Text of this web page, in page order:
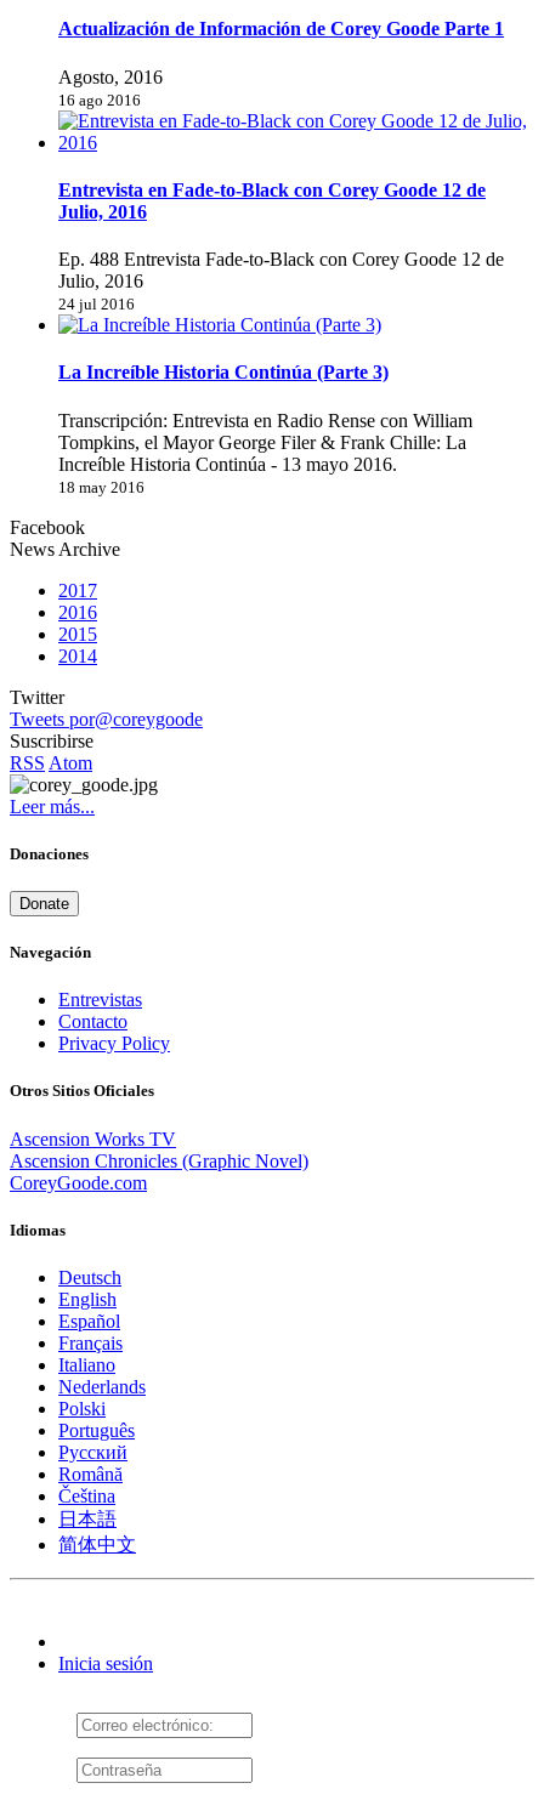
Actualización de Información de Corey Goode Parte 1
Agosto, 2016
16 ago 2016
Entrevista en Fade-to-Black con Corey Goode 12 de
Julio, 2016
Ep. 488 Entrevista Fade-to-Black con Corey Goode 12 de
Julio, 2016
24 jul 2016
La Increíble Historia Continúa (Parte 3)
Transcripción: Entrevista en Radio Rense con William
Tompkins, el Mayor George Filer & Frank Chille: La
Increíble Historia Continúa - 13 mayo 2016.
18 may 2016
Facebook
News Archive
2017
2016
2015
2014
Twitter
Tweets por@coreygoode
Suscribirse
RSS Atom
Leer más...
Donaciones
Donate
Navegación
Entrevistas
Contacto
Privacy Policy
Otros Sitios Oficiales
Ascension Works TV
Ascension Chronicles (Graphic Novel)
CoreyGoode.com
Idiomas
Deutsch
English
Español
Français
Italiano
Nederlands
Polski
Português
Pусский
Română
Čeština
日本語
简体中文
Inicia sesión